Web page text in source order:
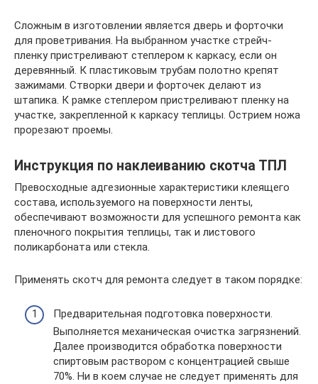
Сложным в изготовлении является дверь и форточки
для проветривания. На выбранном участке стрейч-
пленку пристреливают степлером к каркасу, если он
деревянный. К пластиковым трубам полотно крепят
зажимами. Створки двери и форточек делают из
штапика. К рамке степлером пристреливают пленку на
участке, закрепленной к каркасу теплицы. Острием ножа
прорезают проемы.
Инструкция по наклеиванию скотча ТПЛ
Превосходные адгезионные характеристики клеящего
состава, используемого на поверхности ленты,
обеспечивают возможности для успешного ремонта как
пленочного покрытия теплицы, так и листового
поликарбоната или стекла.
Применять скотч для ремонта следует в таком порядке:
Предварительная подготовка поверхности.
Выполняется механическая очистка загрязнений.
Далее производится обработка поверхности
спиртовым раствором с концентрацией свыше
70%. Ни в коем случае не следует применять для